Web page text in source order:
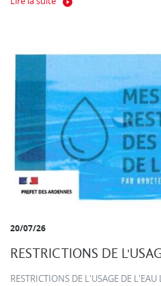
20/07/26
RESTRICTIONS DE
RESTRICTIONS DE L'USAGE DE